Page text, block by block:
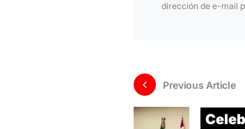
dirección de e-mail
Previous Article